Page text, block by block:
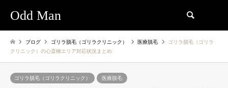
Odd Man
ブログ ゴリラ脱毛（ゴリラクリニック） 医療脱毛
ゴリラ脱毛（ゴリラ
クリニック）の心斎橋エリア対応状況まとめ
ゴリラ脱毛（ゴリラクリニック） 医療脱毛